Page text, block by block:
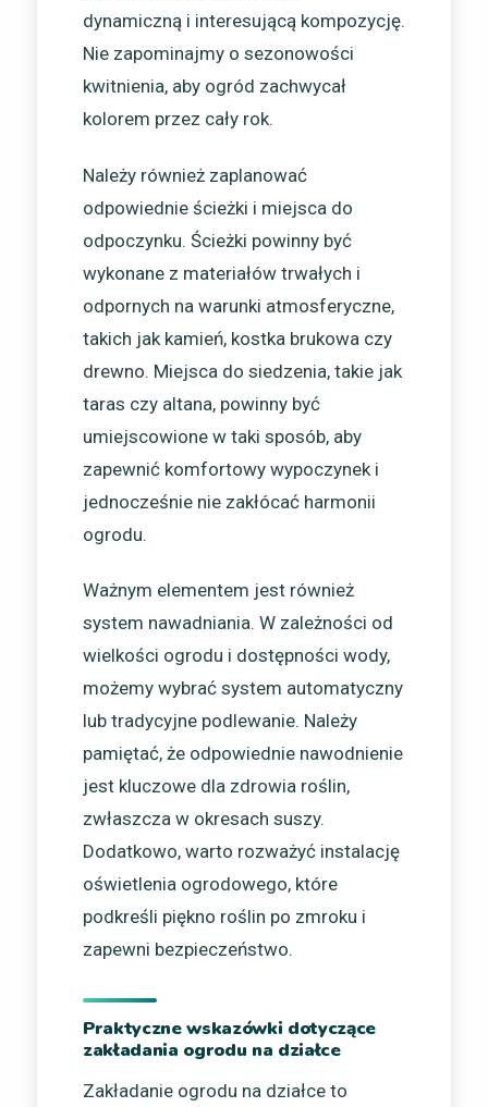
dynamiczną i interesującą kompozycję.
Nie zapominajmy o sezonowości
kwitnienia, aby ogród zachwycał
kolorem przez cały rok.
Należy również zaplanować
odpowiednie ścieżki i miejsca do
odpoczynku. Ścieżki powinny być
wykonane z materiałów trwałych i
odpornych na warunki atmosferyczne,
takich jak kamień, kostka brukowa czy
drewno. Miejsca do siedzenia, takie jak
taras czy altana, powinny być
umiejscowione w taki sposób, aby
zapewnić komfortowy wypoczynek i
jednocześnie nie zakłócać harmonii
ogrodu.
Ważnym elementem jest również
system nawadniania. W zależności od
wielkości ogrodu i dostępności wody,
możemy wybrać system automatyczny
lub tradycyjne podlewanie. Należy
pamiętać, że odpowiednie nawodnienie
jest kluczowe dla zdrowia roślin,
zwłaszcza w okresach suszy.
Dodatkowo, warto rozważyć instalację
oświetlenia ogrodowego, które
podkreśli piękno roślin po zmroku i
zapewni bezpieczeństwo.
Praktyczne wskazówki dotyczące
zakładania ogrodu na działce
Zakładanie ogrodu na działce to